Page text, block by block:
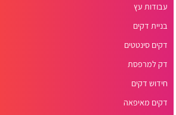
עבודות עץ
בניית דקים
דקים סינטטים
דק למרפסת
חידוש דקים
דקים מאיפאה